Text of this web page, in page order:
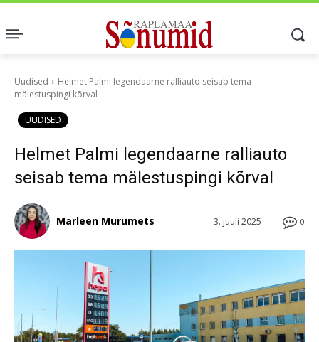
Uudised
Helmet Palmi legendaarne ralliauto seisab tema
mälestuspingi kõrval
UUDISED
Helmet Palmi legendaarne ralliauto
seisab tema mälestuspingi kõrval
0
3. juuli 2025
Marleen Murumets